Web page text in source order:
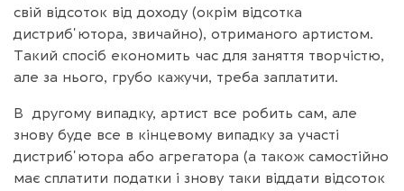
свій відсоток від доходу (окрім відсотка
дистрибʼютора, звичайно), отриманого артистом.
Такий спосіб економить час для заняття творчістю,
але за нього, грубо кажучи, треба заплатити.
В другому випадку, артист все робить сам, але
знову буде все в кінцевому випадку за участі
дистрибʼютора або агрегатора (а також самостійно
має сплатити податки і знову таки віддати відсоток